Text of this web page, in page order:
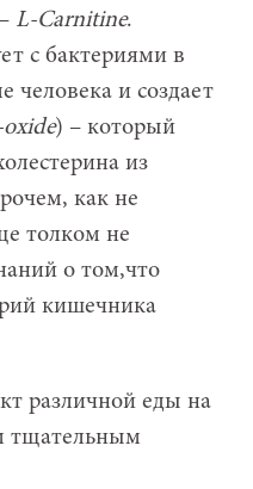
L-Carnitine.
с бактериями в
человека и создает
) – который
из
как не
толком не
о том,что
кишечника
различной еды на
тщательным